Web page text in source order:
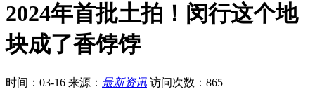
2024年首批土拍！闵行这个地
块成了香饽饽
时间：03-16 来源： 最新资讯 访问次数：865